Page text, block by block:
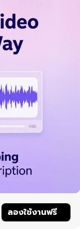
ลองใช้งานฟรี